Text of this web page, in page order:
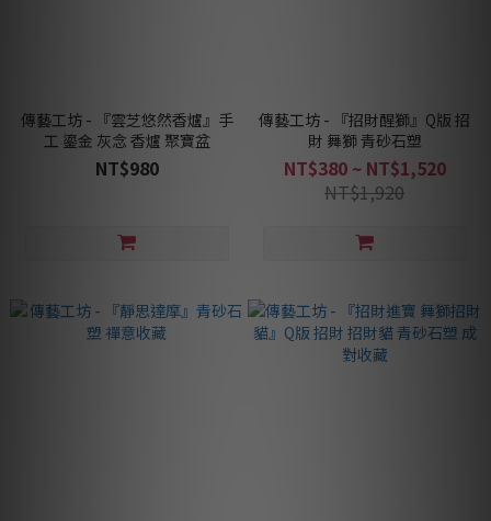
傳藝工坊 - 『雲芝悠然香爐』手
工 鎏金 灰念 香爐 聚寶盆
NT$980
傳藝工坊 - 『招財醒獅』Q版 招
財 舞獅 青砂石塑
NT$380 ~ NT$1,520
NT$1,920